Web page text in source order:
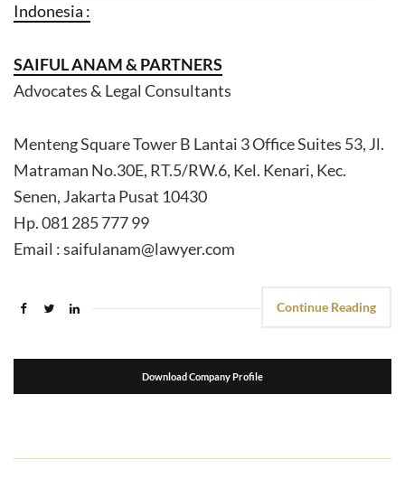
Indonesia :
SAIFUL ANAM & PARTNERS
Advocates & Legal Consultants
Menteng Square Tower B Lantai 3 Office Suites 53, Jl.
Matraman No.30E, RT.5/RW.6, Kel. Kenari, Kec.
Senen, Jakarta Pusat 10430
Hp. 081 285 777 99
Email : saifulanam@lawyer.com
Continue Reading
Download Company Profile